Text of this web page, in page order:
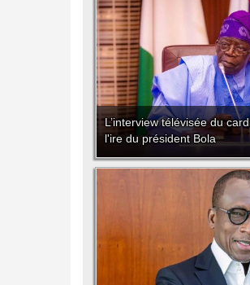
L’interview télévisée du
l'ire du président Bola